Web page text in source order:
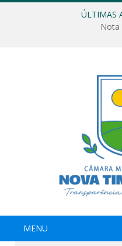
ÚLTIMAS
Nota
MENU